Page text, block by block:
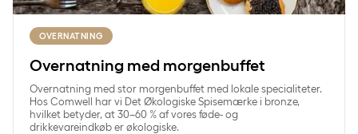
OVERNATNING
Overnatning med morgenbuffet
Overnatning med stor morgenbuffet med lokale specialiteter.
Hos Comwell har vi Det Økologiske Spisemærke i bronze,
hvilket betyder, at 30–60 % af vores føde- og
drikkevareindkøb er økologiske.